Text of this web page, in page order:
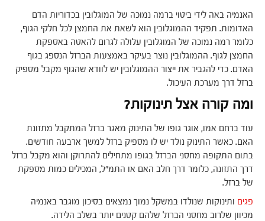
האנמיה באה לידי ביטוי ברמה נמוכה של המוגלובין בכדוריות הדם
האדומות. תפקיד ההמוגלובין הוא לשאת את החמצן לכל חלקי הגוף,
כלומר רמה נמוכה של המוגלובין עלולה לגרום להאטה באספקת
החמצן לגוף. ההמוגלובין נוצר בעיקר באמצעות הברזל הנספג בגוף
האדם. כדי להגביר את ייצור ההמוגלובין יש לוודא שהגוף מקבל מספיק
ברזל דרך מערכת העיכול.
ומה קורה אצל תינוקות?
עוד ברחם אמו, אוגר גופו של התינוק מאגר ברזל המתקבל מתזונת
האם. כאשר התינוק נולד יש לו מספיק ברזל למשך ארבעה חודשים.
בתום התקופה מחסני הברזל בגופו מתחילים להתרוקן והוא מקבל ברזל
דרך התזונה, כלומר דרך חלב האם או התמ"ל, המכילים כמות מספקת
של ברזל.
פגים ותינוקות שנולדו במשקל נמוך נמצאים בסיכון מוגבר באנמיה
מכיוון שלרוב מחסני הברזל שלהם קטנים יותר בשלב הלידה.